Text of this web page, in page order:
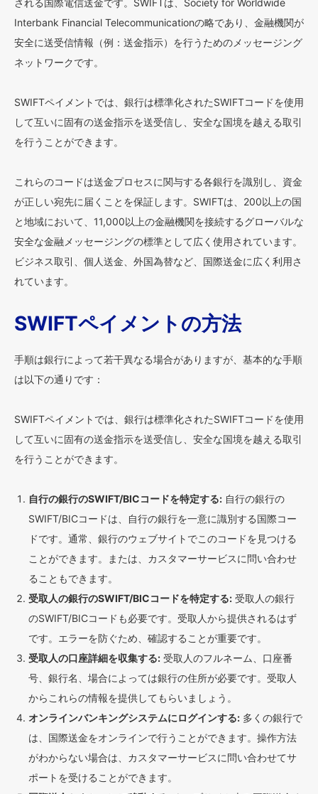
される国際電信送金です。SWIFTは、Society for Worldwide
Interbank Financial Telecommunicationの略であり、金融機関が
安全に送受信情報（例：送金指示）を行うためのメッセージング
ネットワークです。
SWIFTペイメントでは、銀行は標準化されたSWIFTコードを使用
して互いに固有の送金指示を送受信し、安全な国境を越える取引
を行うことができます。
これらのコードは送金プロセスに関与する各銀行を識別し、資金
が正しい宛先に届くことを保証します。SWIFTは、200以上の国
と地域において、11,000以上の金融機関を接続するグローバルな
安全な金融メッセージングの標準として広く使用されています。
ビジネス取引、個人送金、外国為替など、国際送金に広く利用さ
れています。
SWIFTペイメントの方法
手順は銀行によって若干異なる場合がありますが、基本的な手順
は以下の通りです：
SWIFTペイメントでは、銀行は標準化されたSWIFTコードを使用
して互いに固有の送金指示を送受信し、安全な国境を越える取引
を行うことができます。
自行の銀行のSWIFT/BICコードを特定する: 自行の銀行の
SWIFT/BICコードは、自行の銀行を一意に識別する国際コー
ドです。通常、銀行のウェブサイトでこのコードを見つける
ことができます。または、カスタマーサービスに問い合わせ
ることもできます。
受取人の銀行のSWIFT/BICコードを特定する: 受取人の銀行
のSWIFT/BICコードも必要です。受取人から提供されるはず
です。エラーを防ぐため、確認することが重要です。
受取人の口座詳細を収集する: 受取人のフルネーム、口座番
号、銀行名、場合によっては銀行の住所が必要です。受取人
からこれらの情報を提供してもらいましょう。
オンラインバンキングシステムにログインする: 多くの銀行で
は、国際送金をオンラインで行うことができます。操作方法
がわからない場合は、カスタマーサービスに問い合わせてサ
ポートを受けることができます。